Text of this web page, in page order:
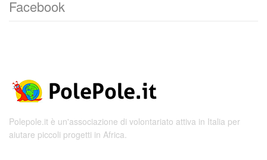
Facebook
Polepole.it è un'associazione di volontariato attiva in Italia per
aiutare piccoli progetti in Africa.